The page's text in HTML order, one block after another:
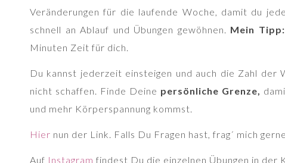
Veränderungen für die laufende Woche, damit du
schnell an Ablauf und Übungen gewöhnen. Mein Tipp:
Minuten Zeit für dich.
Du kannst jederzeit einsteigen und auch die Zahl der
nicht schaffen. Finde Deine persönliche Grenze,
und mehr Körperspannung kommst.
Hier nun der Link. Falls Du Fragen hast, frag´ mich
Auf Instagram findest Du die einzelnen Übungen in der